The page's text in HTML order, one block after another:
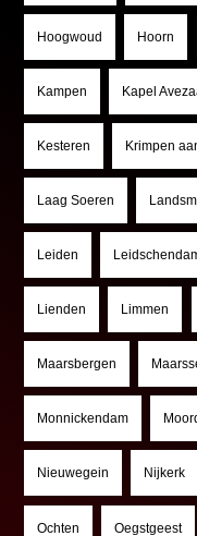
Hoogwoud Hoorn
Kampen Kapel
Kesteren Krimpen
Laag Soeren
Leiden
Lienden Limmen
Maarsbergen
Monnickendam
Nieuwegein Nijkerk
Ochten Oegstgeest